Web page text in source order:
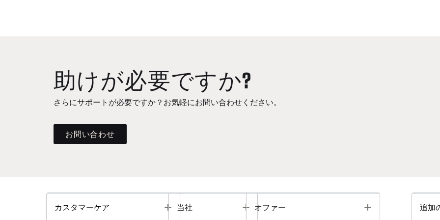
助けが必要ですか?
さらにサポートが必要ですか？お気軽にお問い合わせください。
お問い合わせ
カスタマーケア Toggle
当社 Toggle
オファー Toggle 追加